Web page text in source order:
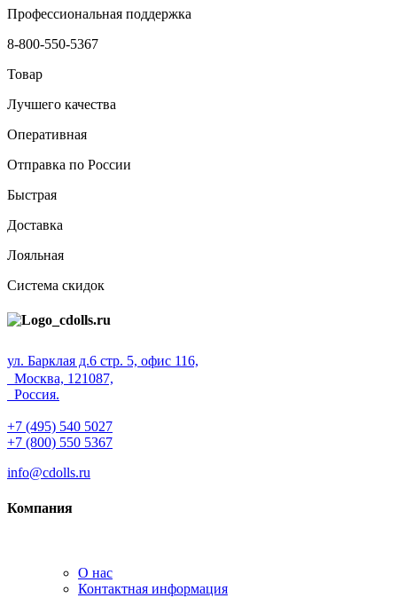
Профессиональная поддержка
8-800-550-5367
Товар
Лучшего качества
Оперативная
Отправка по России
Быстрая
Доставка
Лояльная
Система скидок
ул. Барклая д.6 стр. 5, офис 116,
Москва, 121087,
Россия.
+7 (495) 540 5027
+7 (800) 550 5367
info@cdolls.ru
Компания
О нас
Контактная информация